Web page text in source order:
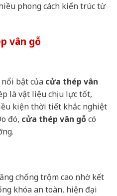
phong cách kiến trúc từ
vân gỗ
bật của cửa thép vân
là vật liệu chịu lực tốt,
kiện thời tiết khắc nghiệt
đó, cửa thép vân gỗcó
chống trộm cao nhờ kết
khóa an toàn, hiện đại